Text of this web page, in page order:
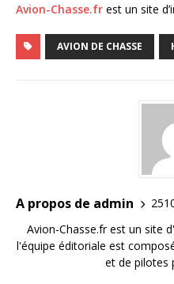
Avion-Chasse.fr est un site
AVION DE CHASSE
A propos de admin
Avion-Chasse.fr est un site
l'équipe éditoriale est
et de pilotes